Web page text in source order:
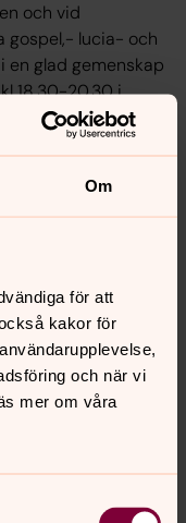
Om
för att
kakor för
och när vi
mer om våra
och vid
gospel,- lucia- och
en glad gemenskap
18.30-20.30 i